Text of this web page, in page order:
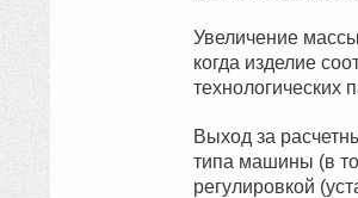
Увеличение
когда изделие
технологических
Выход за
типа машины (в
регулировкой